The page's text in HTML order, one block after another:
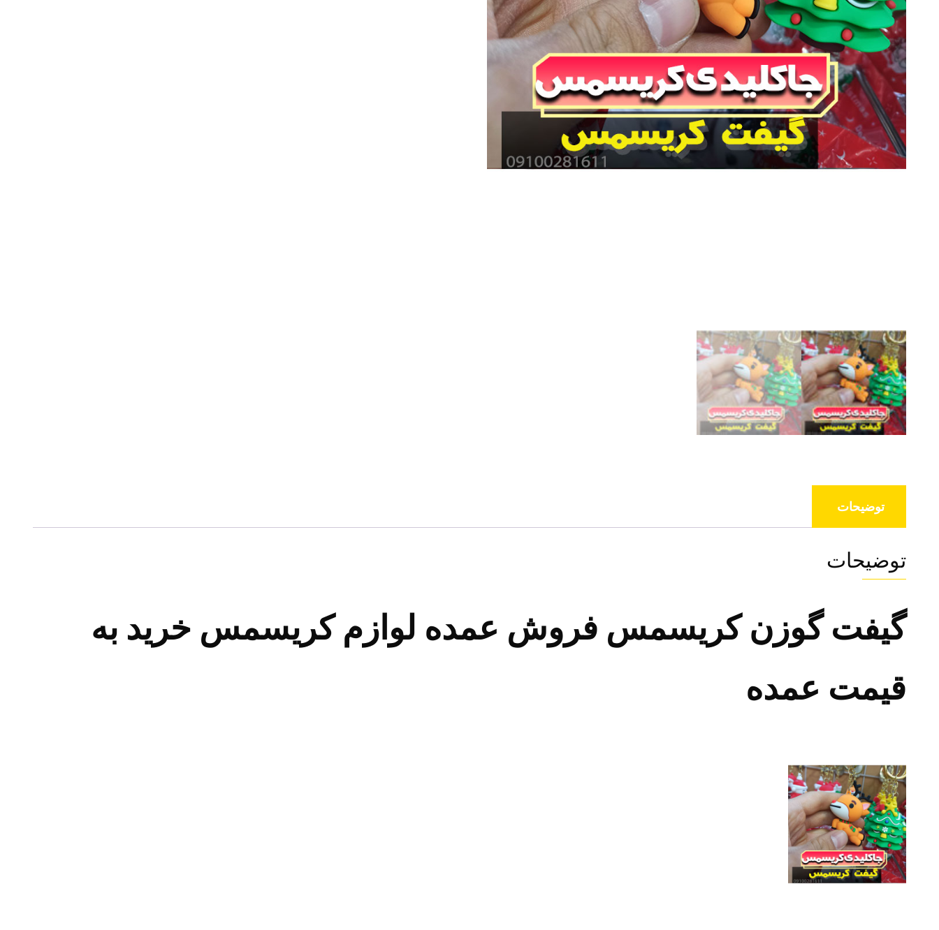
توضیحات
توضیحات
گیفت گوزن کریسمس فروش عمده لوازم کریسمس خرید به
قیمت عمده